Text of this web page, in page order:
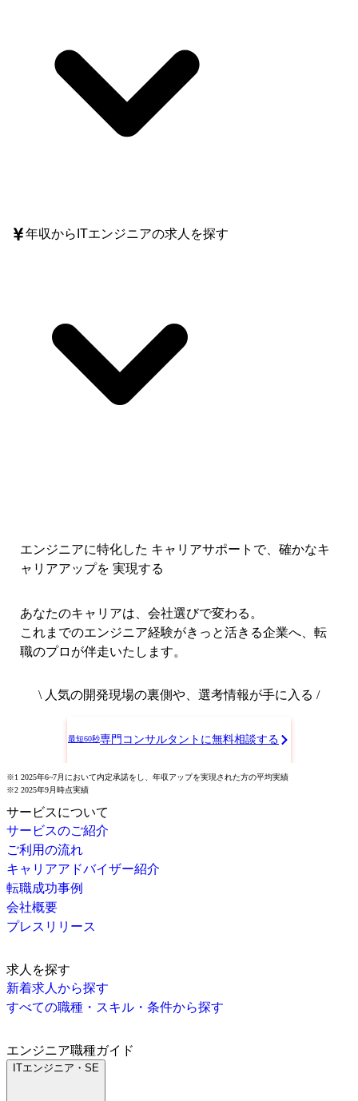
年収からITエンジニアの求人を探す
エンジニアに特化した キャリアサポートで、 確かなキ
ャリアアップを 実現する
あなたのキャリアは、会社選びで変わる。
これまでのエンジニア経験がきっと活きる企業へ、転
職のプロが伴走いたします。
\ 人気の開発現場の裏側や、選考情報が手に入る /
最短60秒専門コンサルタントに無料相談する
※1 2025年6~7月において内定承諾をし、年収アップを実現された方の平均実績
※2 2025年9月時点実績
サービスについて
サービスのご紹介
ご利用の流れ
キャリアアドバイザー紹介
転職成功事例
会社概要
プレスリリース
求人を探す
新着求人から探す
すべての職種・スキル・条件から探す
エンジニア職種ガイド
ITエンジニア・SE